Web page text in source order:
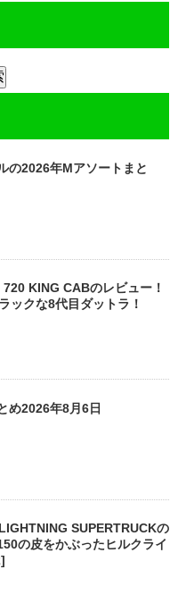
の2026年Mアソートまと
KING CABのレビュー！
ックな8代目ダットラ！
め2026年8月6日
SUPERTRUCKの
の皮をかぶったヒルクライ